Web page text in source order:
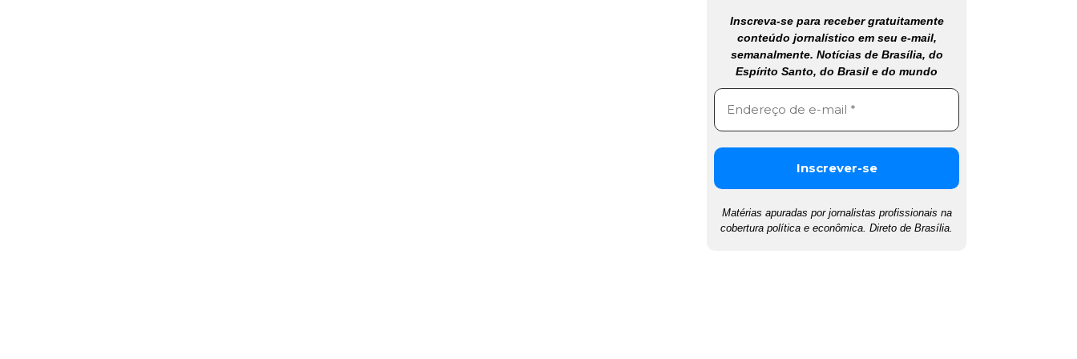
Inscreva-se para receber gratuitamente
conteúdo jornalístico em seu e-mail,
semanalmente. Notícias de Brasília, do
Espírito Santo, do Brasil e do mundo
Matérias apuradas por jornalistas profissionais na
cobertura política e econômica. Direto de Brasília.